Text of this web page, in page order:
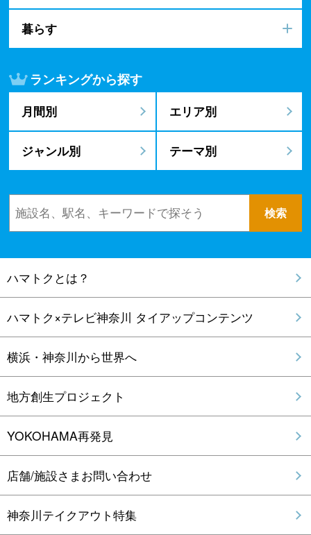
暮らす
ランキングから探す
月間別 エリア別
ジャンル別 テーマ別
ハマトクとは？
ハマトク×テレビ神奈川 タイアップコンテンツ
横浜・神奈川から世界へ
地方創生プロジェクト
YOKOHAMA再発見
店舗/施設さまお問い合わせ
神奈川テイクアウト特集